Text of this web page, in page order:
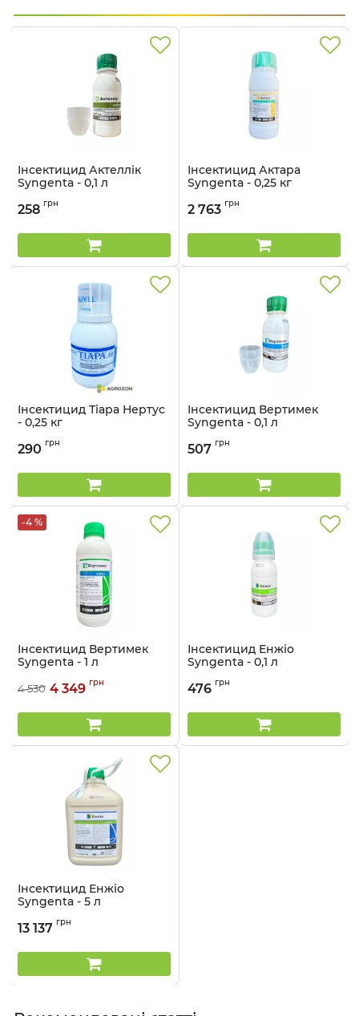
Інсектицид Актеллік
Syngenta - 0,1 л
258 грн
Інсектицид Актара
Syngenta - 0,25 кг
2 763 грн
Інсектицид Тіара Нертус
- 0,25 кг
290 грн
Інсектицид Вертимек
Syngenta - 0,1 л
507 грн
-4 %
Інсектицид Вертимек
Syngenta - 1 л
4 530 4 349 грн
Інсектицид Енжіо
Syngenta - 0,1 л
476 грн
Інсектицид Енжіо
Syngenta - 5 л
13 137 грн